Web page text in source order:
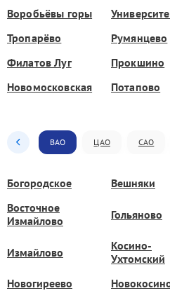
Воробьёвы горы
Тропарёво
Румянцево
Филатов Луг
Прокшино
Новомосковская
Потапово
ВАО ЦАО САО
Богородское Вешняки
Восточное
Измайлово
Гольяново
Измайлово
Косино-
Ухтомский
Новогиреево